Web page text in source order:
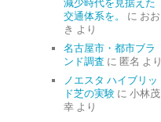
減少時代を見据えた
交通体系を。
に おお
き より
名古屋市・都市ブラ
ンド調査 に 匿名 より
ノエスタ ハイブリッ
ド芝の実験に 小林茂
幸より